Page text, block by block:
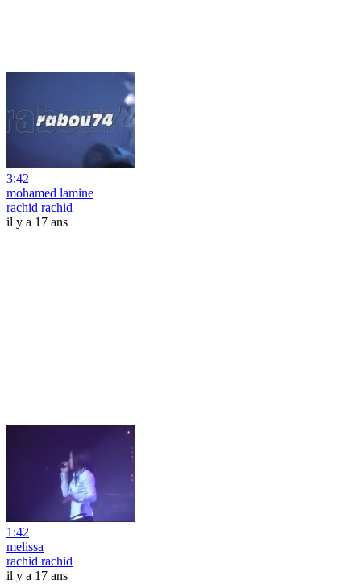
3:42
mohamed lamine
rachid rachid
il y a 17 ans
1:42
melissa
rachid rachid
il y a 17 ans